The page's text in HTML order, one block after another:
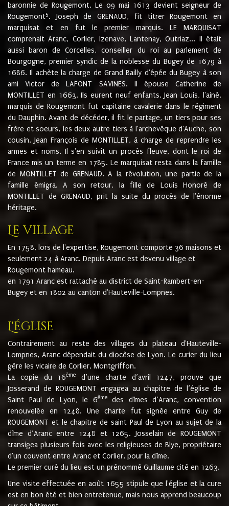
baronnie de Rougemont. Le 09 mai 1613 devient seigneur de
Rougemont5. Joseph de GRENAUD, fit titrer Rougemont en
marquisat et en fut le premier marquis. LE MARQUISAT
comprenait Aranc, Corlier, Izenave, Lantenay, Outriaz... Il était
aussi baron de Corcelles, conseiller du roi au parlement de
Bourgogne, premier syndic de la noblesse du Bugey de 1679 à
1686. Il achète la charge de Grand Bailly d'épée du Bugey à son
ami Victor de LAFONT SAVINES. Il épouse Catherine de
MONTILLET en 1663. Ils eurent neuf enfants. Jean Louis, l'ainé,
marquis de Rougemont fut capitaine cavalerie dans le régiment
du Dauphin. Avant de décéder, il fit le partage, un tiers pour ses
frère et soeurs, les deux autre tiers à l'archevêque d'Auche, son
cousin, Jean François de MONTILLET, à charge de reprendre les
armes et noms. Il s'en suivit un procès fleuve, dont le roi de
France mis un terme en 1785. Le marquisat resta dans la famille
de MONTILLET de GRENAUD. A la révolution, une partie de la
famille émigra. A son retour, la fille de Louis Honoré de
MONTILLET de GRENAUD, prit la suite du procès de l'énorme
héritage.
Le village
En 1758, lors de l'expertise, Rougemont comporte 36 maisons et
seulement 24 à Aranc. Depuis Aranc est devenu village et
Rougemont hameau.
en 1791 Aranc est rattaché au district de Saint-Rambert-en-
Bugey et en 1802 au canton d'Hauteville-Lompnes.
L'église
Contrairement au reste des villages du plateau d'Hauteville-
Lompnes, Aranc dépendait du diocèse de Lyon. Le curier du lieu
gère les vicaire de Corlier, Montgriffon.
La copie du 16ème
d’une charte d’avril 1247, prouve que
Josserand de ROUGEMONT engagea au chapitre de l’église de
Saint Paul de Lyon, le 6èmedes dîmes d’Aranc, convention
renouvelée en 1248. Une charte fut signée entre Guy de
ROUGEMONT et le chapitre de saint Paul de Lyon au sujet de la
dîme d’Aranc entre 1248 et 1265. Josselain de ROUGEMONT
transigea plusieurs fois avec les religieuses de Blye, propriétaire
d'un couvent entre Aranc et Corlier, pour la dîme.
Le premier curé du lieu est un prénommé Guillaume cité en 1263.
Une visite effectuée en août 1655 stipule que l'église et la cure
est en bon été et bien entretenue, mais nous apprend beaucoup